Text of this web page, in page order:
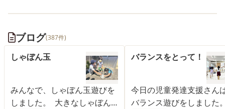
ブログ(387件)
しゃぼん玉
みんなで、しゃぼん玉遊びを
しました。 大きなしゃぼん
バランスをとって！
今日の児童発達支援さん
バランス遊びをしました